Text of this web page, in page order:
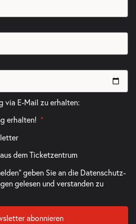
via E-Mail zu erhalten:
erhalten!
dem Ticketzentrum
geben Sie an die Datenschutz-
gelesen und verstanden zu
abonnieren